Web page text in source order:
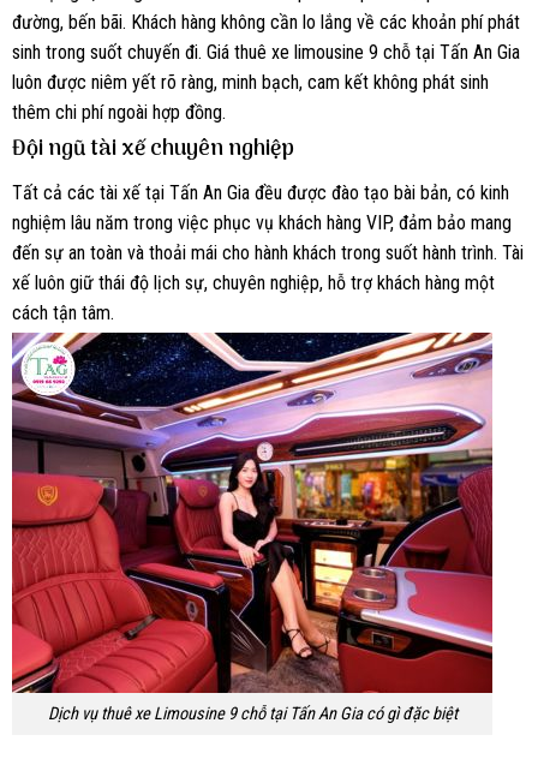
đường, bến bãi. Khách hàng không cần lo lắng về các khoản phí phát
sinh trong suốt chuyến đi. Giá thuê xe limousine 9 chỗ tại Tấn An Gia
luôn được niêm yết rõ ràng, minh bạch, cam kết không phát sinh
thêm chi phí ngoài hợp đồng.
Đội ngũ tài xế chuyên nghiệp
Tất cả các tài xế tại Tấn An Gia đều được đào tạo bài bản, có kinh
nghiệm lâu năm trong việc phục vụ khách hàng VIP, đảm bảo mang
đến sự an toàn và thoải mái cho hành khách trong suốt hành trình. Tài
xế luôn giữ thái độ lịch sự, chuyên nghiệp, hỗ trợ khách hàng một
cách tận tâm.
Dịch vụ thuê xe Limousine 9 chỗ tại Tấn An Gia có gì đặc biệt